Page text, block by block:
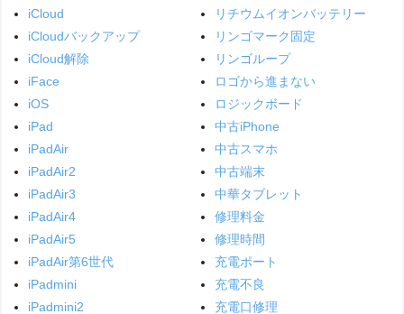
iCloud
iCloudバックアップ
iCloud解除
iFace
iOS
iPad
iPadAir
iPadAir2
iPadAir3
iPadAir4
iPadAir5
iPadAir第6世代
iPadmini
iPadmini2
リチウムイオンバッテリー
リンゴマーク固定
リンゴループ
ロゴから進まない
ロジックボード
中古iPhone
中古スマホ
中古端末
中華タブレット
修理料金
修理時間
充電ポート
充電不良
充電口修理